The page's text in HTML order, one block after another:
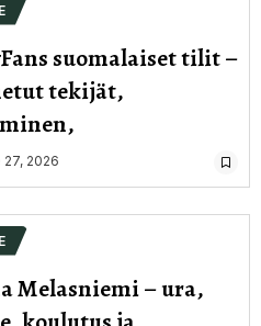
suomalaiset tilit –
tekijät,
27, 2026
Melasniemi – ura,